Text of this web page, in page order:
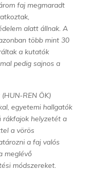
faj megmaradt
alatt állnak. A
több mint 30
a kutatók
pedig sajnos a
REN ÖK)
egyetemi hallgatók
rákfajok helyzetét a
a vörös
a faj valós
meglévő
módszereket.